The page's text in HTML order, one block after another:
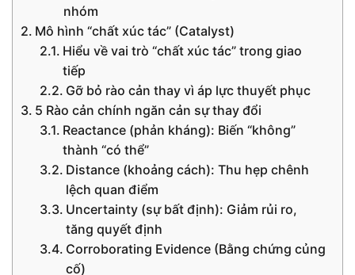
nhóm
Mô hình “chất xúc tác” (Catalyst)
Hiểu về vai trò “chất xúc tác” trong giao
tiếp
Gỡ bỏ rào cản thay vì áp lực thuyết phục
5 Rào cản chính ngăn cản sự thay đổi
Reactance (phản kháng): Biến “không”
thành “có thể”
Distance (khoảng cách): Thu hẹp chênh
lệch quan điểm
Uncertainty (sự bất định): Giảm rủi ro,
tăng quyết định
Corroborating Evidence (Bằng chứng củng
cố)